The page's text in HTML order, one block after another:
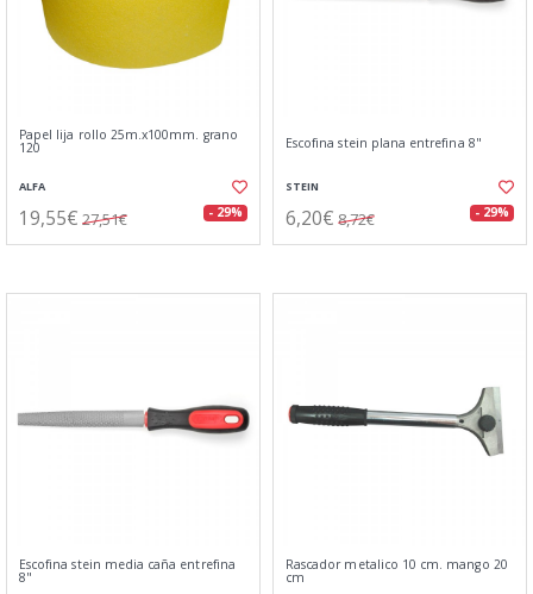
Papel lija rollo 25m.x100mm. grano
120
ALFA
19,55€ 27,51€ - 29%
Escofina stein plana entrefina 8"
STEIN
6,20€ 8,72€ - 29%
Escofina stein media caña entrefina
8"
Rascador metalico 10 cm. mango 20
cm